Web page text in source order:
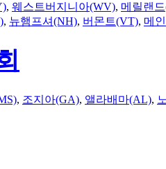
, 웨스트버지니아(WV), 메릴랜
, 뉴햄프셔(NH), 버몬트(VT), 메
, 조지아(GA), 앨라배마(AL),